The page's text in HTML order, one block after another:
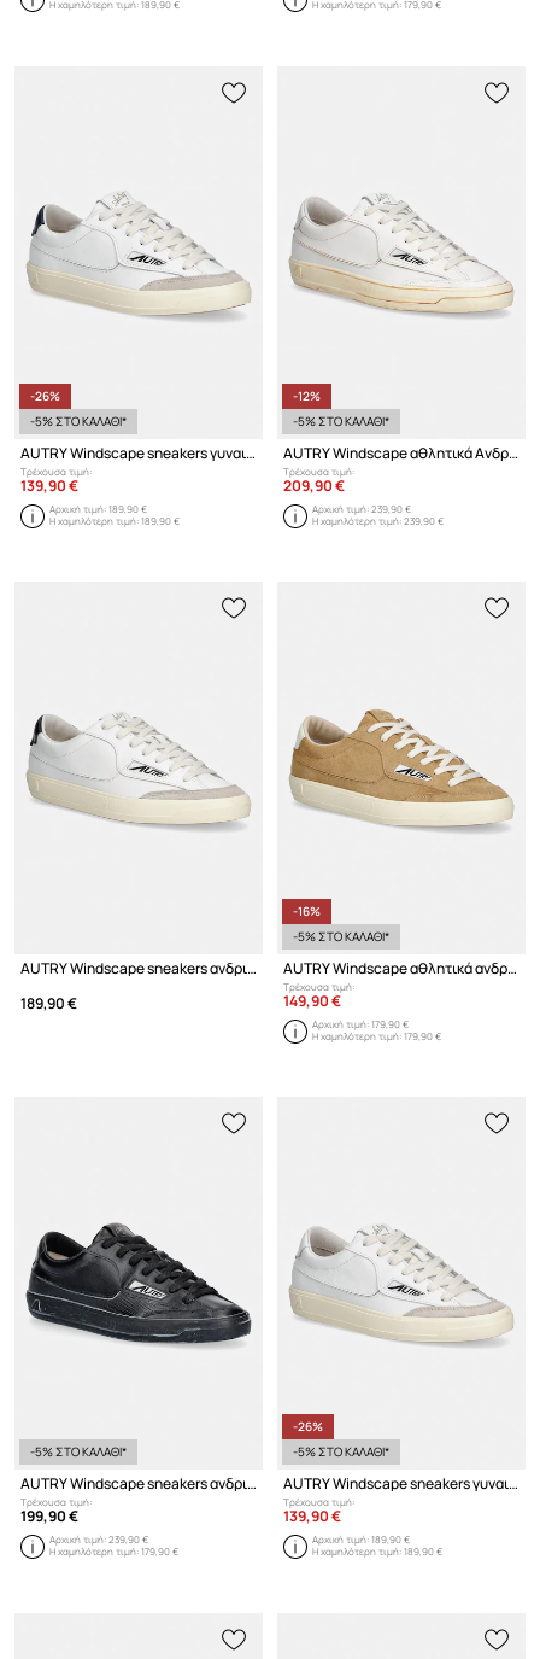
Η χαμηλότερη τιμή:189,90 €
Η χαμηλότερη τιμή:179,90 €
-26%
-5% ΣΤΟ ΚΑΛΑΘΙ*
AUTRY Windscape sneakers γυναικεία δερμάτινα
Τρέχουσα τιμή:
139,90 €
Αρχική τιμή:189,90 €
Η χαμηλότερη τιμή:189,90 €
-12%
-5% ΣΤΟ ΚΑΛΑΘΙ*
AUTRY Windscape αθλητικά Ανδρικά δερμάτινα
Τρέχουσα τιμή:
209,90 €
Αρχική τιμή:239,90 €
Η χαμηλότερη τιμή:239,90 €
AUTRY Windscape sneakers ανδρικά δερμάτινα
189,90 €
-16%
-5% ΣΤΟ ΚΑΛΑΘΙ*
AUTRY Windscape αθλητικά ανδρικά σουέτ
Τρέχουσα τιμή:
149,90 €
Αρχική τιμή:179,90 €
Η χαμηλότερη τιμή:179,90 €
-5% ΣΤΟ ΚΑΛΑΘΙ*
AUTRY Windscape sneakers ανδρικά δερμάτινα
Τρέχουσα τιμή:
199,90 €
Αρχική τιμή:239,90 €
Η χαμηλότερη τιμή:179,90 €
-26%
-5% ΣΤΟ ΚΑΛΑΘΙ*
AUTRY Windscape sneakers γυναικεία δερμάτινα
Τρέχουσα τιμή:
139,90 €
Αρχική τιμή:189,90 €
Η χαμηλότερη τιμή:189,90 €